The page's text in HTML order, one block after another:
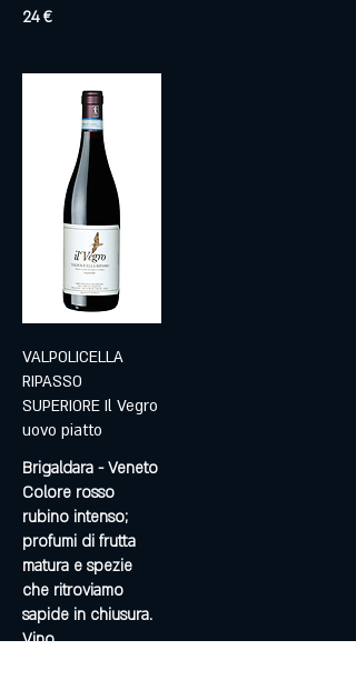
24 €
VALPOLICELLA
RIPASSO
SUPERIORE Il Vegro
uovo piatto
Brigaldara - Veneto
Colore rosso
rubino intenso;
profumi di frutta
matura e spezie
che ritroviamo
sapide in chiusura.
Vino